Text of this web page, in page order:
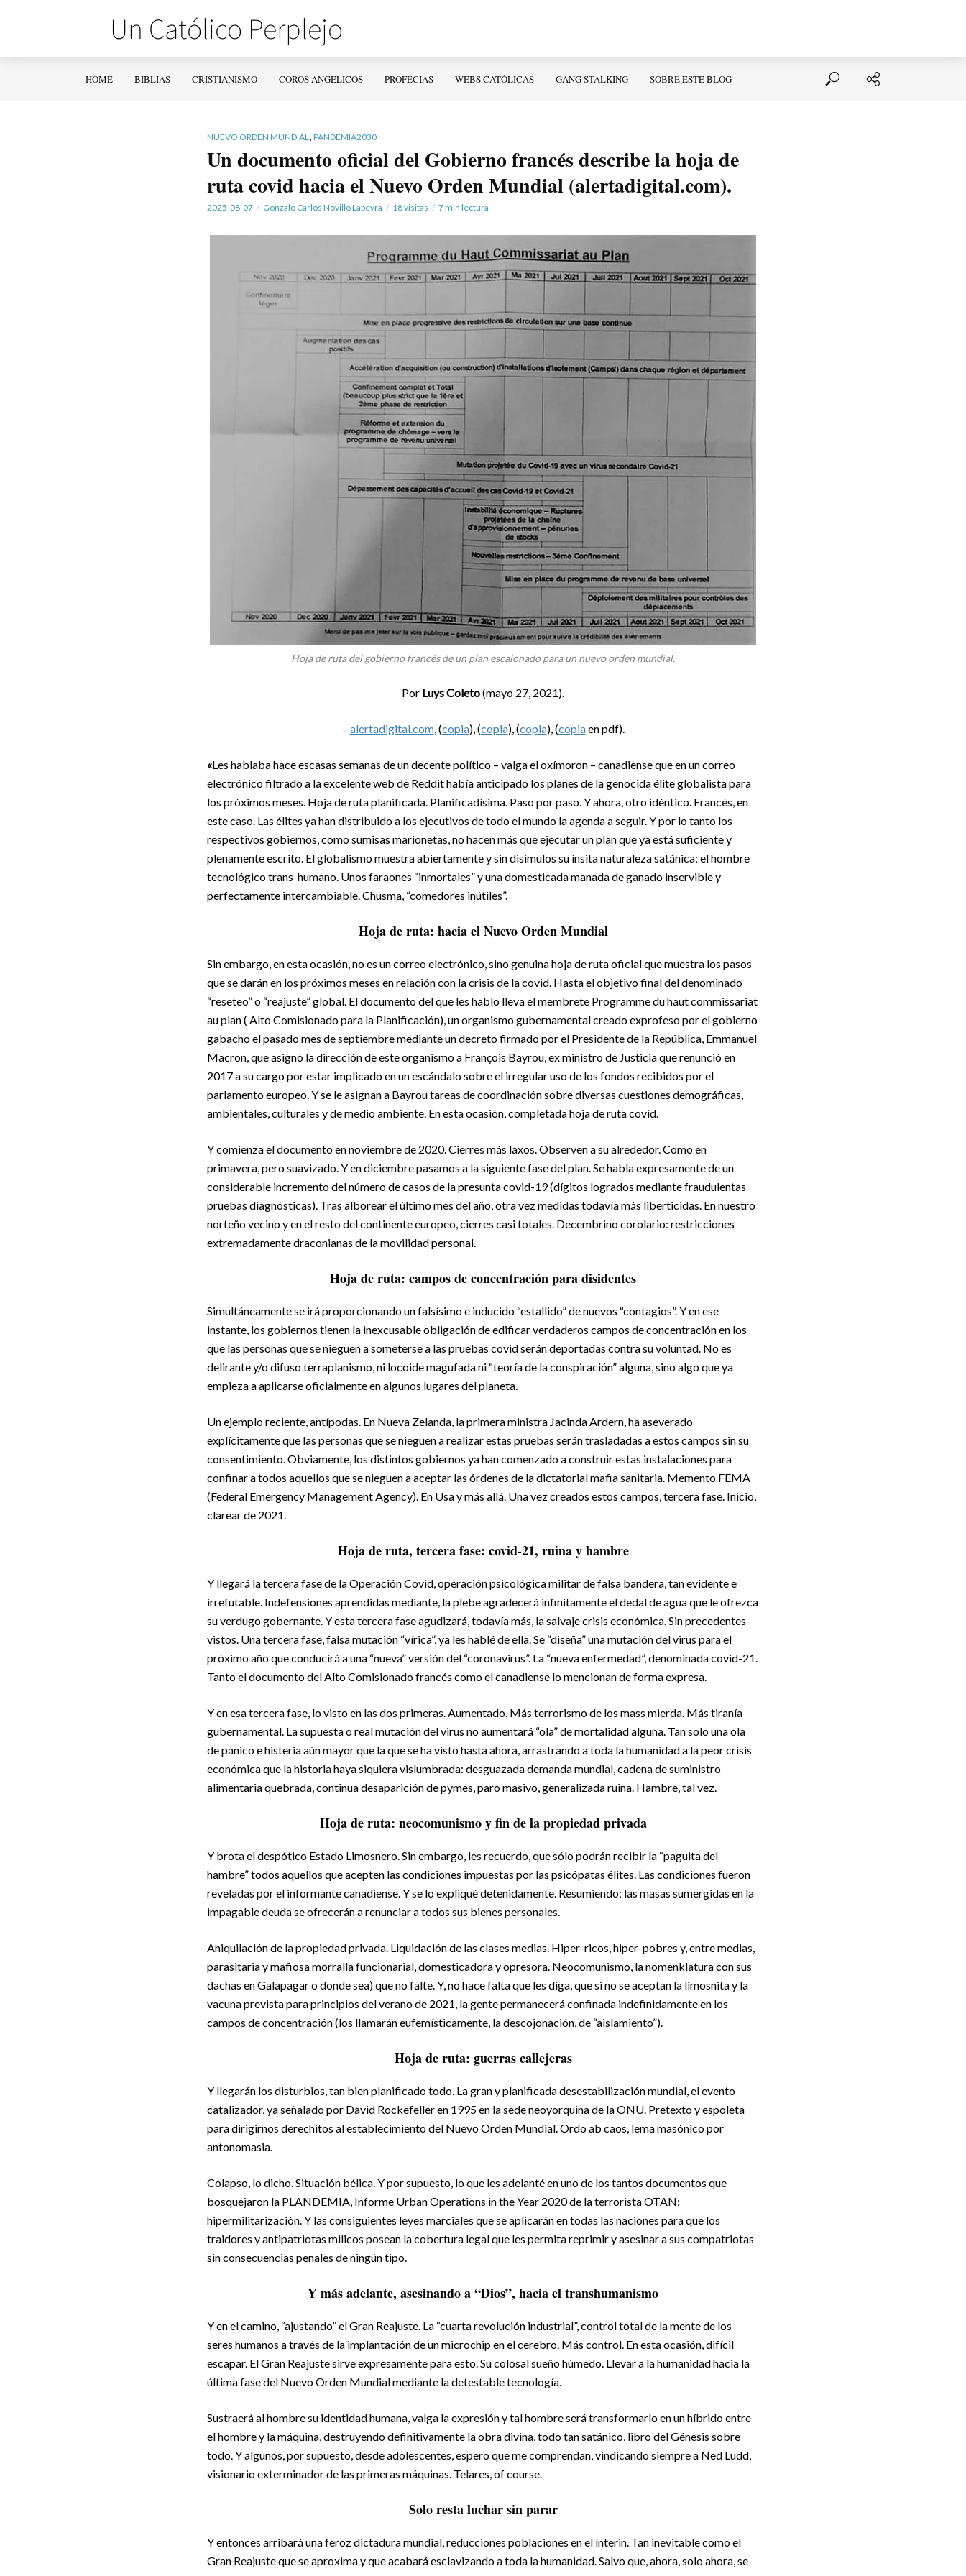
HOME BIBLIAS CRISTIANISMO COROS ANGÉLICOS PROFECÍAS WEBS CATÓLICAS GANG STALKING SOBRE ESTE BLOG
NUEVO ORDEN MUNDIAL, PANDEMIA2030
Un documento oficial del Gobierno francés describe la hoja de
ruta covid hacia el Nuevo Orden Mundial (alertadigital.com).
2025-08-07 Gonzalo Carlos Novillo Lapeyra 18 visitas 7 min lectura
Hoja de ruta del gobierno francés de un plan escalonado para un nuevo orden mundial.
Por Luys Coleto(mayo 27, 2021).
– alertadigital.com,(copia), (copia), (copia), (copiaen pdf).
«Les hablaba hace escasas semanas de un decente político – valga el oxímoron – canadiense que en un correo
electrónico filtrado a la excelente web de Reddit había anticipado los planes de la genocida élite globalista para
los próximos meses. Hoja de ruta planificada. Planificadísima. Paso por paso. Y ahora, otro idéntico. Francés, en
este caso. Las élites ya han distribuido a los ejecutivos de todo el mundo la agenda a seguir. Y por lo tanto los
respectivos gobiernos, como sumisas marionetas, no hacen más que ejecutar un plan que ya está suficiente y
plenamente escrito. El globalismo muestra abiertamente y sin disimulos su ínsita naturaleza satánica: el hombre
tecnológico trans-humano. Unos faraones “inmortales” y una domesticada manada de ganado inservible y
perfectamente intercambiable. Chusma, “comedores inútiles”.
Hoja de ruta: hacia el Nuevo Orden Mundial
Sin embargo, en esta ocasión, no es un correo electrónico, sino genuina hoja de ruta oficial que muestra los pasos
que se darán en los próximos meses en relación con la crisis de la covid. Hasta el objetivo final del denominado
“reseteo” o “reajuste” global. El documento del que les hablo lleva el membrete Programme du haut commissariat
au plan ( Alto Comisionado para la Planificación), un organismo gubernamental creado exprofeso por el gobierno
gabacho el pasado mes de septiembre mediante un decreto firmado por el Presidente de la República, Emmanuel
Macron, que asignó la dirección de este organismo a François Bayrou, ex ministro de Justicia que renunció en
2017 a su cargo por estar implicado en un escándalo sobre el irregular uso de los fondos recibidos por el
parlamento europeo. Y se le asignan a Bayrou tareas de coordinación sobre diversas cuestiones demográficas,
ambientales, culturales y de medio ambiente. En esta ocasión, completada hoja de ruta covid.
Y comienza el documento en noviembre de 2020. Cierres más laxos. Observen a su alrededor. Como en
primavera, pero suavizado. Y en diciembre pasamos a la siguiente fase del plan. Se habla expresamente de un
considerable incremento del número de casos de la presunta covid-19 (dígitos logrados mediante fraudulentas
pruebas diagnósticas). Tras alborear el último mes del año, otra vez medidas todavía más liberticidas. En nuestro
norteño vecino y en el resto del continente europeo, cierres casi totales. Decembrino corolario: restricciones
extremadamente draconianas de la movilidad personal.
Hoja de ruta: campos de concentración para disidentes
Simultáneamente se irá proporcionando un falsísimo e inducido “estallido” de nuevos “contagios”. Y en ese
instante, los gobiernos tienen la inexcusable obligación de edificar verdaderos campos de concentración en los
que las personas que se nieguen a someterse a las pruebas covid serán deportadas contra su voluntad. No es
delirante y/o difuso terraplanismo, ni locoide magufada ni “teoría de la conspiración” alguna, sino algo que ya
empieza a aplicarse oficialmente en algunos lugares del planeta.
Un ejemplo reciente, antípodas. En Nueva Zelanda, la primera ministra Jacinda Ardern, ha aseverado
explícitamente que las personas que se nieguen a realizar estas pruebas serán trasladadas a estos campos sin su
consentimiento. Obviamente, los distintos gobiernos ya han comenzado a construir estas instalaciones para
confinar a todos aquellos que se nieguen a aceptar las órdenes de la dictatorial mafia sanitaria. Memento FEMA
(Federal Emergency Management Agency). En Usa y más allá. Una vez creados estos campos, tercera fase. Inicio,
clarear de 2021.
Hoja de ruta, tercera fase: covid-21, ruina y hambre
Y llegará la tercera fase de la Operación Covid, operación psicológica militar de falsa bandera, tan evidente e
irrefutable. Indefensiones aprendidas mediante, la plebe agradecerá infinitamente el dedal de agua que le ofrezca
su verdugo gobernante. Y esta tercera fase agudizará, todavía más, la salvaje crisis económica. Sin precedentes
vistos. Una tercera fase, falsa mutación “vírica”, ya les hablé de ella. Se “diseña” una mutación del virus para el
próximo año que conducirá a una “nueva” versión del “coronavirus”. La “nueva enfermedad”, denominada covid-21.
Tanto el documento del Alto Comisionado francés como el canadiense lo mencionan de forma expresa.
Y en esa tercera fase, lo visto en las dos primeras. Aumentado. Más terrorismo de los mass mierda. Más tiranía
gubernamental. La supuesta o real mutación del virus no aumentará “ola” de mortalidad alguna. Tan solo una ola
de pánico e histeria aún mayor que la que se ha visto hasta ahora, arrastrando a toda la humanidad a la peor crisis
económica que la historia haya siquiera vislumbrada: desguazada demanda mundial, cadena de suministro
alimentaria quebrada, continua desaparición de pymes, paro masivo, generalizada ruina. Hambre, tal vez.
Hoja de ruta: neocomunismo y fin de la propiedad privada
Y brota el despótico Estado Limosnero. Sin embargo, les recuerdo, que sólo podrán recibir la “paguita del
hambre” todos aquellos que acepten las condiciones impuestas por las psicópatas élites. Las condiciones fueron
reveladas por el informante canadiense. Y se lo expliqué detenidamente. Resumiendo: las masas sumergidas en la
impagable deuda se ofrecerán a renunciar a todos sus bienes personales.
Aniquilación de la propiedad privada. Liquidación de las clases medias. Hiper-ricos, hiper-pobres y, entre medias,
parasitaria y mafiosa morralla funcionarial, domesticadora y opresora. Neocomunismo, la nomenklatura con sus
dachas en Galapagar o donde sea) que no falte. Y, no hace falta que les diga, que si no se aceptan la limosnita y la
vacuna prevista para principios del verano de 2021, la gente permanecerá confinada indefinidamente en los
campos de concentración (los llamarán eufemísticamente, la descojonación, de “aislamiento”).
Hoja de ruta: guerras callejeras
Y llegarán los disturbios, tan bien planificado todo. La gran y planificada desestabilización mundial, el evento
catalizador, ya señalado por David Rockefeller en 1995 en la sede neoyorquina de la ONU. Pretexto y espoleta
para dirigirnos derechitos al establecimiento del Nuevo Orden Mundial. Ordo ab caos, lema masónico por
antonomasia.
Colapso, lo dicho. Situación bélica. Y por supuesto, lo que les adelanté en uno de los tantos documentos que
bosquejaron la PLANDEMIA, Informe Urban Operations in the Year 2020 de la terrorista OTAN:
hipermilitarización. Y las consiguientes leyes marciales que se aplicarán en todas las naciones para que los
traidores y antipatriotas milicos posean la cobertura legal que les permita reprimir y asesinar a sus compatriotas
sin consecuencias penales de ningún tipo.
Y más adelante, asesinando a “Dios”, hacia el transhumanismo
Y en el camino, “ajustando” el Gran Reajuste. La “cuarta revolución industrial”, control total de la mente de los
seres humanos a través de la implantación de un microchip en el cerebro. Más control. En esta ocasión, difícil
escapar. El Gran Reajuste sirve expresamente para esto. Su colosal sueño húmedo. Llevar a la humanidad hacia la
última fase del Nuevo Orden Mundial mediante la detestable tecnología.
Sustraerá al hombre su identidad humana, valga la expresión y tal hombre será transformarlo en un híbrido entre
el hombre y la máquina, destruyendo definitivamente la obra divina, todo tan satánico, libro del Génesis sobre
todo. Y algunos, por supuesto, desde adolescentes, espero que me comprendan, vindicando siempre a Ned Ludd,
visionario exterminador de las primeras máquinas. Telares, of course.
Solo resta luchar sin parar
Y entonces arribará una feroz dictadura mundial, reducciones poblaciones en el ínterin. Tan inevitable como el
Gran Reajuste que se aproxima y que acabará esclavizando a toda la humanidad. Salvo que, ahora, solo ahora, se